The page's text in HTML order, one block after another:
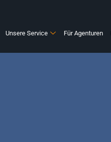
Unsere Service Für Agenturen